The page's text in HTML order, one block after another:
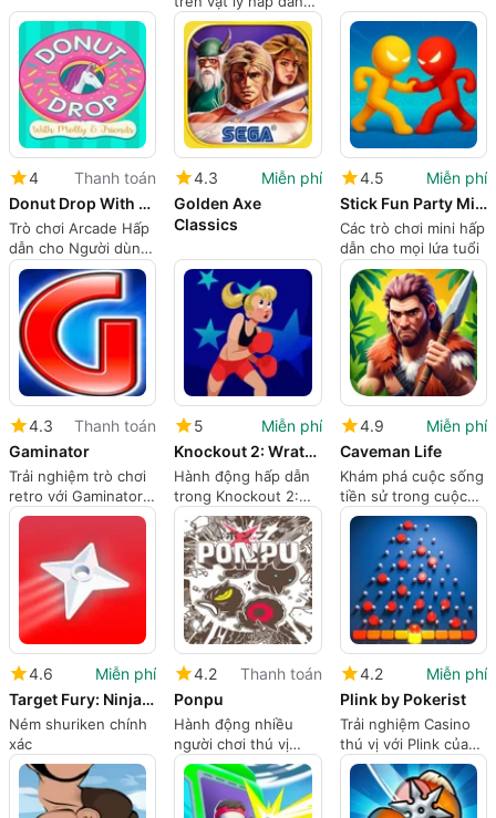
cho iPhone
4
Thanh toán
Donut Drop With Molly Friends
Trò chơi Arcade Hấp
dẫn cho Người dùng
iPhone
4.3
Miễn phí
Golden Axe
Classics
4.5
Miễn phí
Stick Fun Party Mini Games
Các trò chơi mini hấp
dẫn cho mọi lứa tuổi
4.3
Thanh toán
Gaminator
Trải nghiệm trò chơi
retro với Gaminator
Slots
5
Miễn phí
Knockout 2: Wrath of the Karen
Hành động hấp dẫn
trong Knockout 2:
Cơn thịnh nộ của
Karen
4.9
Miễn phí
Caveman Life
Khám phá cuộc sống
tiền sử trong cuộc
sống của người tiền
4.6
Miễn phí
Target Fury: Ninja Strike
Ném shuriken chính
xác
4.2
Thanh toán
Ponpu
Hành động nhiều
người chơi thú vị
trong Ponpu
4.2
Miễn phí
Plink by Pokerist
Trải nghiệm Casino
thú vị với Plink của
Pokerist